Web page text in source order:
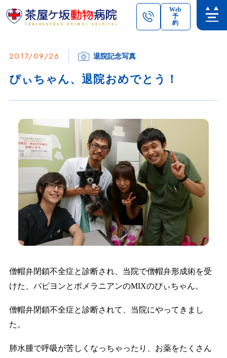
Web
予
約
2017/09/26 退院記念写真
ぴぃちゃん、退院おめでとう！
僧帽弁閉鎖不全症と診断され、当院で僧帽弁形成術を受
けた、パピヨンとポメラニアンのMIXのぴぃちゃん。
僧帽弁閉鎖不全症と診断されて、当院にやってきまし
た。
肺水腫で呼吸が苦しくなっちゃったり、お薬をたくさん